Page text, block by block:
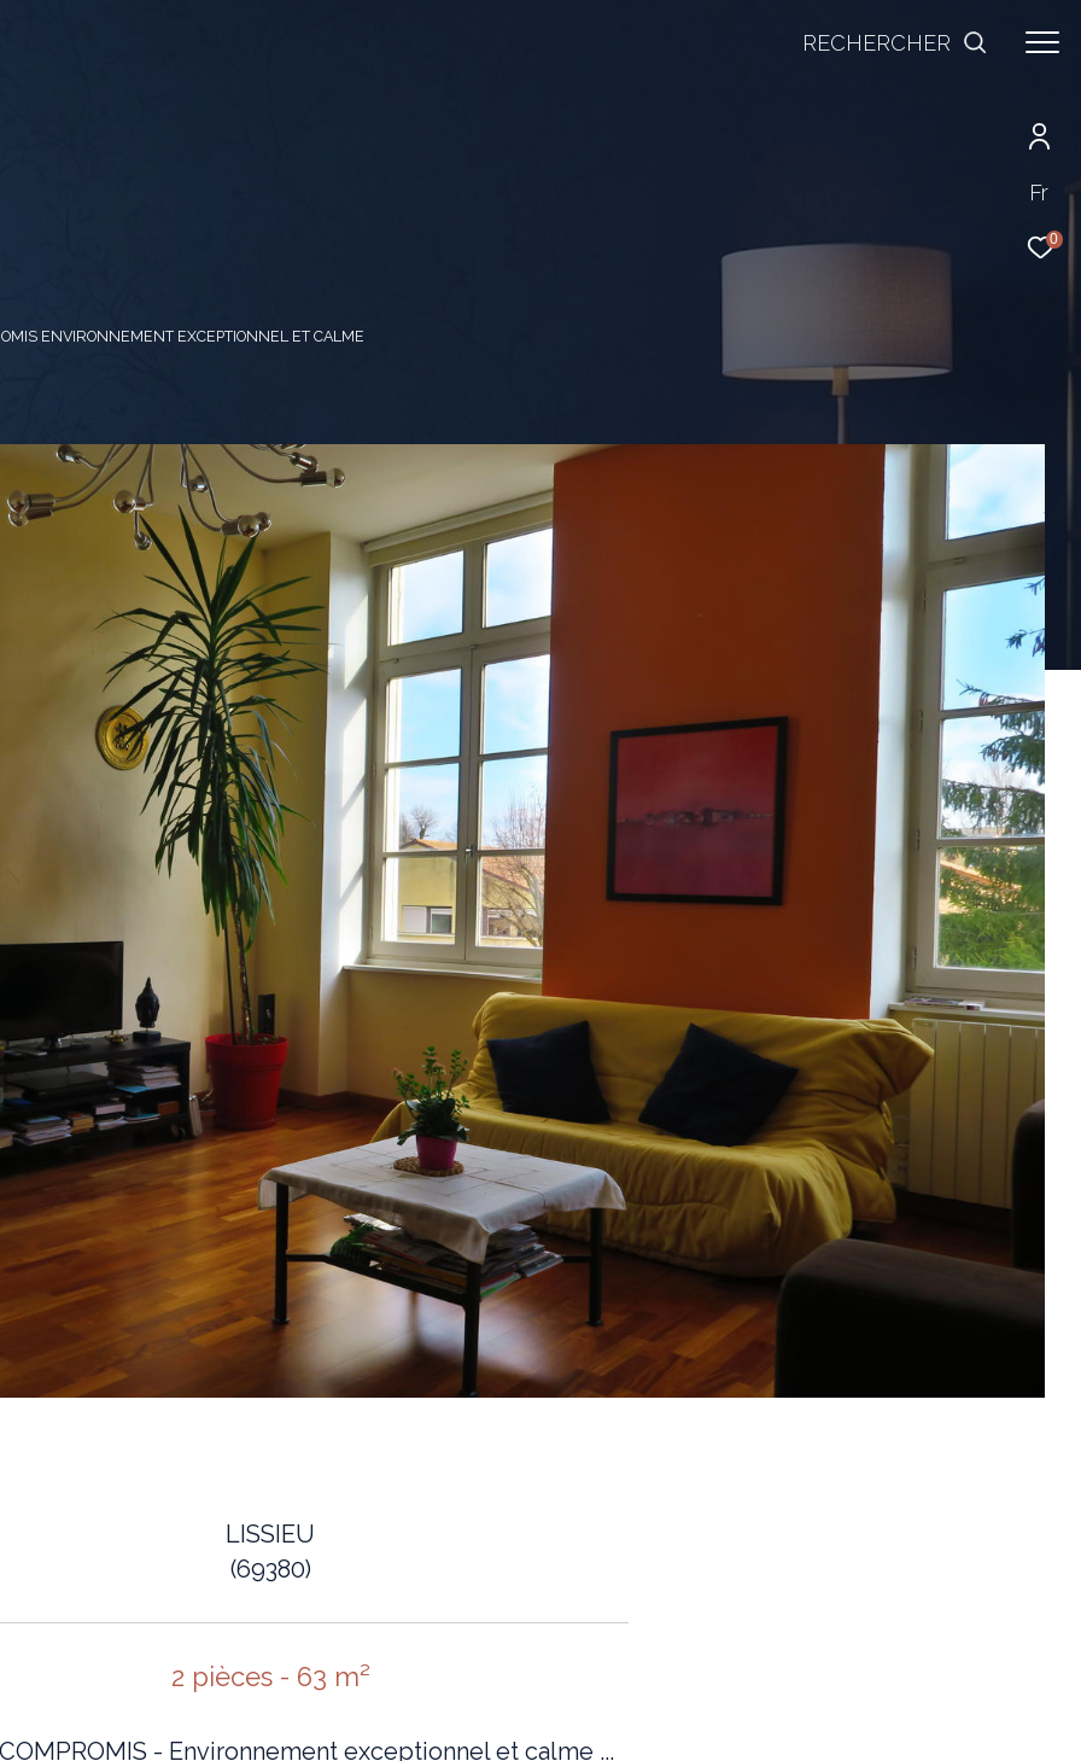
Fr
0
RECHERCHER
ENVIRONNEMENT EXCEPTIONNEL ET CALME
LISSIEU
(69380)
2 pièces - 63 m²
- Environnement exceptionnel et calme ...